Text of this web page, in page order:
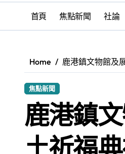
鹿江詩
學校停
福興鄉
首頁 焦點新聞 社論
Home 鹿港鎮文物館及
焦點新聞
鹿港鎮